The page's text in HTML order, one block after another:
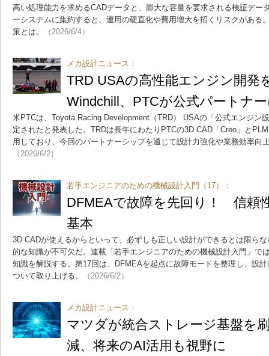
高い処理能力を求めるCADデータと、膨大な容量を要求される検証デー
一システムに集約すると、運用の硬直化や費用増大を招くリスクがある
策とは。
（2026/6/4）
メカ設計ニュース：
TRD USAの高性能エンジン開発
Windchill、PTCが公式パートナ
米PTCは、Toyota Racing Development（TRD） USAの「公式エンジン
定されたと発表した。TRDは長年にわたりPTCの3D CAD「Creo」と
用しており、今回のパートナーシップを通じて設計力強化や業務効率向
（2026/6/2）
若手エンジニアのための機械設計入門（17）：
DFMEAで故障を先回り！ 信頼
基本
3D CADが使えるからといって、必ずしも正しい設計ができるとは限ら
的な知識が不可欠だ。連載「若手エンジニアのための機械設計入門」で
知識を解説する。第17回は、DFMEAを起点に故障モードを整理し、設
ついて取り上げる。
（2026/6/2）
メカ設計ニュース：
マツダが統合ストレージ基盤を
減、将来のAI活用も視野に